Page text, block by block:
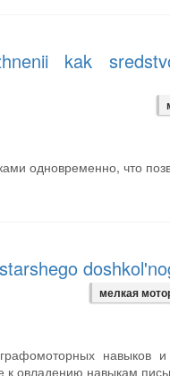
kak
одновременно, что
мелкая
навыков
к овладению навыкам